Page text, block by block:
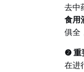
去中
食用
俱全
❷ 重
在进